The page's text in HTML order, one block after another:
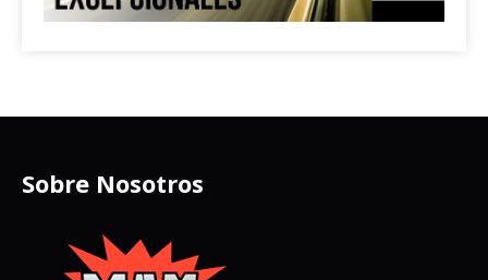
Sobre Nosotros